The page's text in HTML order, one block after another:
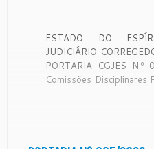
ESTADO DO
JUDICIÁRIO
PORTARIA CGJES
Comissões Disciplinares